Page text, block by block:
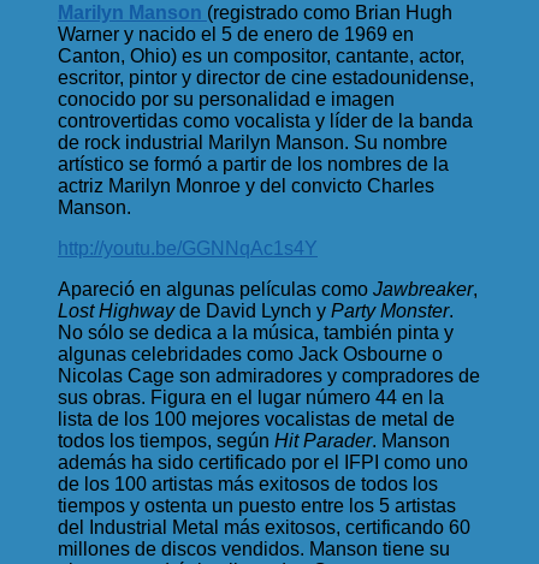
Marilyn Manson (registrado como Brian Hugh
Warner y nacido el 5 de enero de 1969 en
Canton, Ohio) es un compositor, cantante, actor,
escritor, pintor y director de cine estadounidense,
conocido por su personalidad e imagen
controvertidas como vocalista y líder de la banda
de rock industrial Marilyn Manson. Su nombre
artístico se formó a partir de los nombres de la
actriz Marilyn Monroe y del convicto Charles
Manson.
http://youtu.be/GGNNqAc1s4Y
Apareció en algunas películas como Jawbreaker,
Lost Highwayde David Lynch y Party Monster.
No sólo se dedica a la música, también pinta y
algunas celebridades como Jack Osbourne o
Nicolas Cage son admiradores y compradores de
sus obras. Figura en el lugar número 44 en la
lista de los 100 mejores vocalistas de metal de
todos los tiempos, según Hit Parader. Manson
además ha sido certificado por el IFPI como uno
de los 100 artistas más exitosos de todos los
tiempos y ostenta un puesto entre los 5 artistas
del Industrial Metal más exitosos, certificando 60
millones de discos vendidos. Manson tiene su